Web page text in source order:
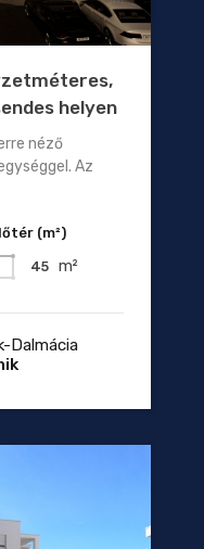
helyen
néző
Az
(m²)
45 m²
Dalmácia